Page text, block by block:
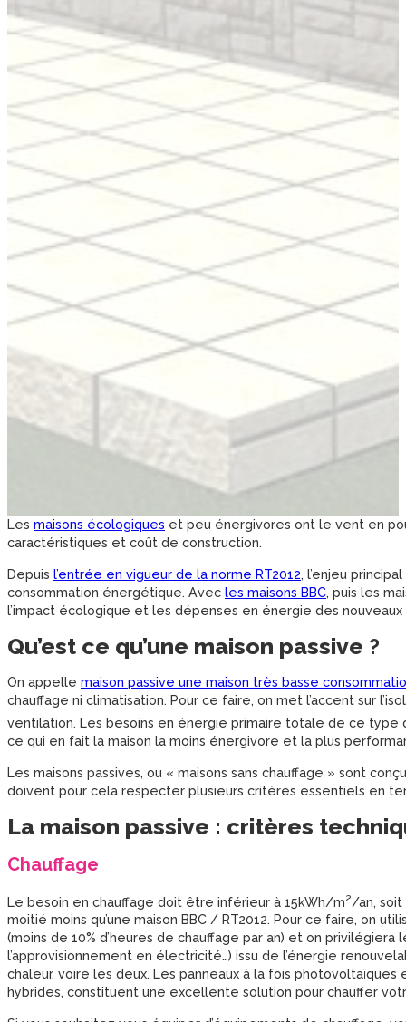
Les maisons écologiques et peu énergivores ont le vent en
caractéristiques et coût de construction.
Depuis l’entrée en vigueur de la norme RT2012, l’enjeu
consommation énergétique. Avec les maisons BBC, puis les
l’impact écologique et les dépenses en énergie des
Qu’est ce qu’une maison passive ?
On appelle maison passive une maison très basse
chauffage ni climatisation. Pour ce faire, on met l’accent sur
ventilation. Les besoins en énergie primaire totale de ce type
ce qui en fait la maison la moins énergivore et la plus
Les maisons passives, ou « maisons sans chauffage » sont
doivent pour cela respecter plusieurs critères essentiels en
La maison passive : critères
Chauffage
Le besoin en chauffage doit être inférieur à 15kWh/m2/an, soit
moitié moins qu’une maison BBC / RT2012. Pour ce faire, on
(moins de 10% d’heures de chauffage par an) et on
l’approvisionnement en électricité…) issu de l’énergie
chaleur, voire les deux. Les panneaux à la fois
hybrides, constituent une excellente solution pour chauffer